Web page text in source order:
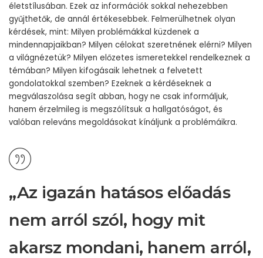
életstílusában. Ezek az információk sokkal nehezebben
gyűjthetők, de annál értékesebbek. Felmerülhetnek olyan
kérdések, mint: Milyen problémákkal küzdenek a
mindennapjaikban? Milyen célokat szeretnének elérni? Milyen
a világnézetük? Milyen előzetes ismeretekkel rendelkeznek a
témában? Milyen kifogásaik lehetnek a felvetett
gondolatokkal szemben? Ezeknek a kérdéseknek a
megválaszolása segít abban, hogy ne csak informáljuk,
hanem érzelmileg is megszólítsuk a hallgatóságot, és
valóban releváns megoldásokat kínáljunk a problémáikra.
„Az igazán hatásos előadás
nem arról szól, hogy mit
akarsz mondani, hanem arról,